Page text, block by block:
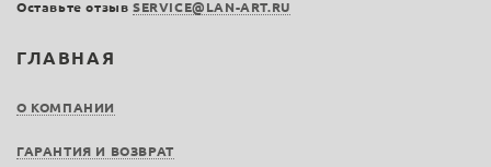
ГЛАВНАЯ
О КОМПАНИИ
ГАРАНТИЯ И ВОЗВРАТ
Оставьте отзыв SERVICE@LAN-ART.RU